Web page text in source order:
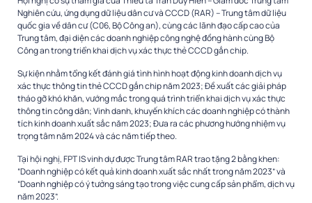
Nghiên cứu, ứng dụng dữ liệu dân cư và CCCD (RAR) – Trung tâm dữ liệu
quốc gia về dân cư (C06, Bộ Công an), cùng các lãnh đạo cấp cao của
Trung tâm, đại diện các doanh nghiệp công nghệ đồng hành cùng Bộ
Công an trong triển khai dịch vụ xác thực thẻ CCCD gắn chip.
Sự kiện nhằm tổng kết đánh giá tình hình hoạt động kinh doanh dịch vụ
xác thực thông tin thẻ CCCD gắn chip năm 2023; Đề xuất các giải pháp
tháo gỡ khó khăn, vướng mắc trong quá trình triển khai dịch vụ xác thực
thông tin công dân; Vinh danh, khuyến khích các doanh nghiệp có thành
tích kinh doanh xuất sắc năm 2023; Đưa ra các phương hướng nhiệm vụ
trọng tâm năm 2024 và các năm tiếp theo.
Tại hội nghị, FPT IS vinh dự được Trung tâm RAR trao tặng 2 bằng khen:
“Doanh nghiệp có kết quả kinh doanh xuất sắc nhất trong năm 2023” và
“Doanh nghiệp có ý tưởng sáng tạo trong việc cung cấp sản phẩm, dịch vụ
năm 2023”.